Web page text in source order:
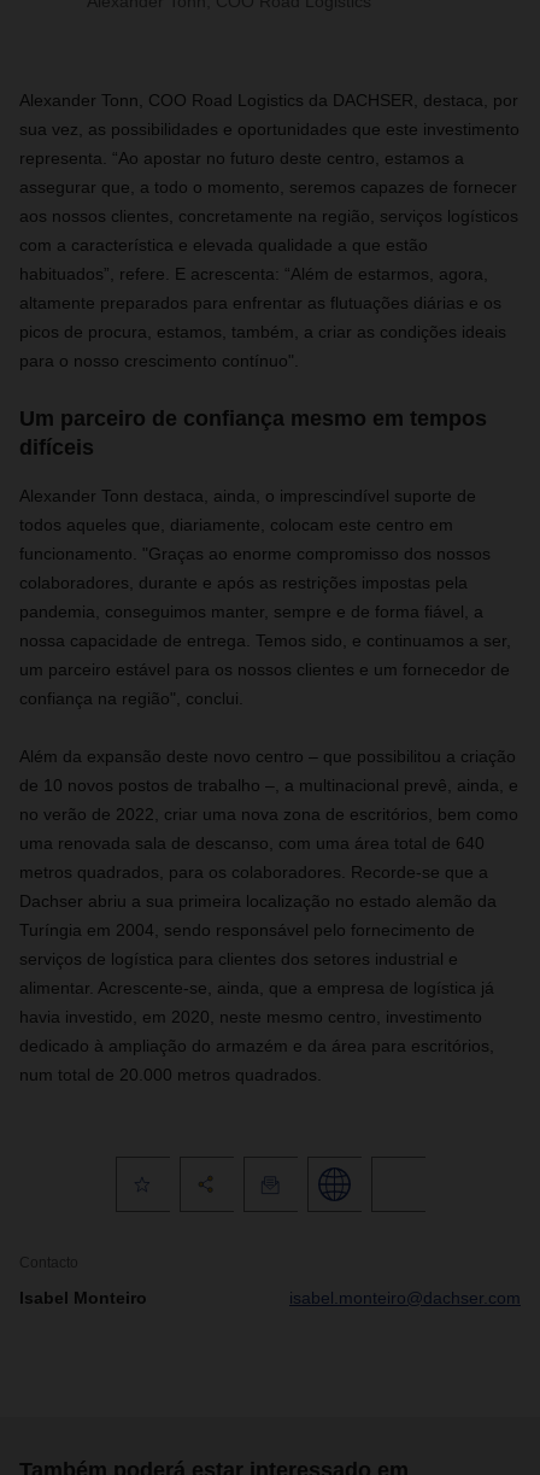
Alexander Tonn, COO Road Logistics da DACHSER, destaca, por
sua vez, as possibilidades e oportunidades que este investimento
representa. “Ao apostar no futuro deste centro, estamos a
assegurar que, a todo o momento, seremos capazes de fornecer
aos nossos clientes, concretamente na região, serviços logísticos
com a característica e elevada qualidade a que estão
habituados”, refere. E acrescenta: “Além de estarmos, agora,
altamente preparados para enfrentar as flutuações diárias e os
picos de procura, estamos, também, a criar as condições ideais
para o nosso crescimento contínuo".
Um parceiro de confiança mesmo em tempos
difíceis
Alexander Tonn destaca, ainda, o imprescindível suporte de
todos aqueles que, diariamente, colocam este centro em
funcionamento. "Graças ao enorme compromisso dos nossos
colaboradores, durante e após as restrições impostas pela
pandemia, conseguimos manter, sempre e de forma fiável, a
nossa capacidade de entrega. Temos sido, e continuamos a ser,
um parceiro estável para os nossos clientes e um fornecedor de
confiança na região", conclui.
Além da expansão deste novo centro – que possibilitou a criação
de 10 novos postos de trabalho –, a multinacional prevê, ainda, e
no verão de 2022, criar uma nova zona de escritórios, bem como
uma renovada sala de descanso, com uma área total de 640
metros quadrados, para os colaboradores. Recorde-se que a
Dachser abriu a sua primeira localização no estado alemão da
Turíngia em 2004, sendo responsável pelo fornecimento de
serviços de logística para clientes dos setores industrial e
alimentar. Acrescente-se, ainda, que a empresa de logística já
havia investido, em 2020, neste mesmo centro, investimento
dedicado à ampliação do armazém e da área para escritórios,
num total de 20.000 metros quadrados.
Contacto
Isabel Monteiro isabel.monteiro@dachser.com
Também poderá estar interessado em